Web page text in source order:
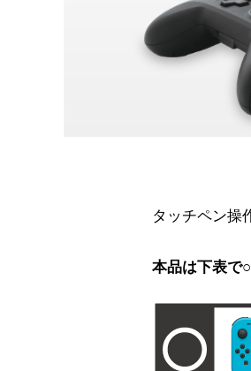
タッチペン操
本品は下表で